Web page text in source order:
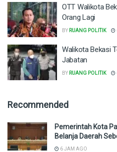
OTT Walikota
Orang Lagi
BY RUANG POLITIK
Walikota Bekasi
Jabatan
BY RUANG POLITIK
Recommended
Pemerintah Kota
Belanja Daerah
6 JAM AGO